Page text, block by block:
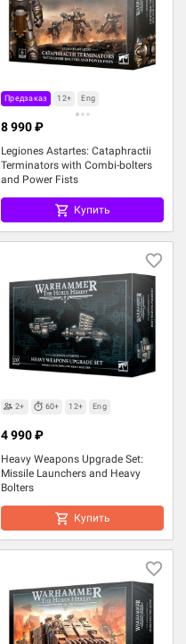
Предзаказ 12+ Eng
Legiones Astartes: Cataphractii
Terminators with Combi-bolters
and Power Fists
8 990 ₽
Купить
2+ 60+ 12+ Eng
Heavy Weapons Upgrade Set:
Missile Launchers and Heavy
Bolters
4 990 ₽
Купить